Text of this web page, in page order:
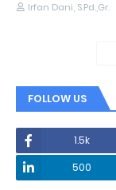
Irfan Dani, S.Pd.,Gr.
FOLLOW US
1.5k
500